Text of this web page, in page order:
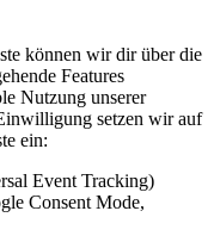
können wir dir über die
Features
Nutzung unserer
setzen wir auf
ein:
Event Tracking)
Consent Mode,